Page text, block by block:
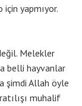
için yapmıyor.
Melekler
belli hayvanlar
şimdi Allah öyle
muhalif